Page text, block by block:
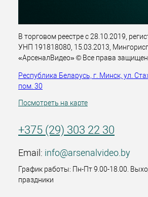
В торговом реестре с 28.10.2019,
УНП 191818080, 15.03.2013,
«АрсеналВидео» © Все права
Республика Беларусь, г. Минск, ул.
пом. 30
Посмотреть на карте
+375 (29) 303 22 30
Email: info@arsenalvideo.by
График работы: Пн-Пт 9.00-18.00.
праздники